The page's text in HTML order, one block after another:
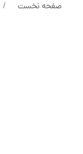
صفحه نخست